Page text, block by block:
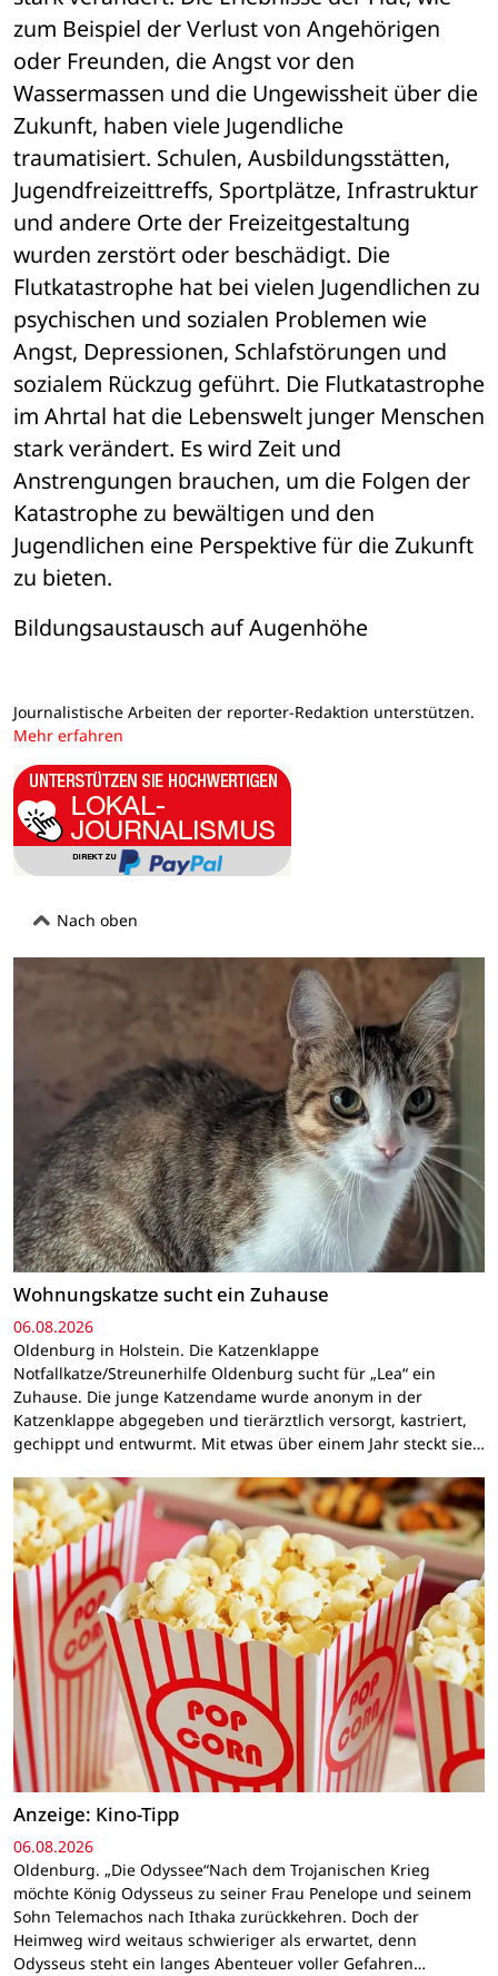
zum Beispiel der Verlust von Angehörigen
oder Freunden, die Angst vor den
Wassermassen und die Ungewissheit über die
Zukunft, haben viele Jugendliche
traumatisiert. Schulen, Ausbildungsstätten,
Jugendfreizeittreffs, Sportplätze, Infrastruktur
und andere Orte der Freizeitgestaltung
wurden zerstört oder beschädigt. Die
Flutkatastrophe hat bei vielen Jugendlichen zu
psychischen und sozialen Problemen wie
Angst, Depressionen, Schlafstörungen und
sozialem Rückzug geführt. Die Flutkatastrophe
im Ahrtal hat die Lebenswelt junger Menschen
stark verändert. Es wird Zeit und
Anstrengungen brauchen, um die Folgen der
Katastrophe zu bewältigen und den
Jugendlichen eine Perspektive für die Zukunft
zu bieten.
Bildungsaustausch auf Augenhöhe
Journalistische Arbeiten der reporter-Redaktion unterstützen.
Mehr erfahren
Nach oben
Wohnungskatze sucht ein Zuhause
06.08.2026
Oldenburg in Holstein. Die Katzenklappe
Notfallkatze/Streunerhilfe Oldenburg sucht für „Lea“ ein
Zuhause. Die junge Katzendame wurde anonym in der
Katzenklappe abgegeben und tierärztlich versorgt, kastriert,
gechippt und entwurmt. Mit etwas über einem Jahr steckt sie…
Anzeige: Kino-Tipp
06.08.2026
Oldenburg. „Die Odyssee“Nach dem Trojanischen Krieg
möchte König Odysseus zu seiner Frau Penelope und seinem
Sohn Telemachos nach Ithaka zurückkehren. Doch der
Heimweg wird weitaus schwieriger als erwartet, denn
Odysseus steht ein langes Abenteuer voller Gefahren…